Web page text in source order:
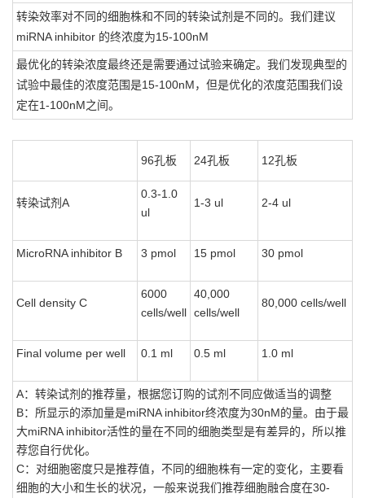
转染效率对不同的细胞株和不同的转染试剂是不同的。我们建议
miRNA inhibitor 的终浓度为15-100nM
最优化的转染浓度最终还是需要通过试验来确定。我们发现典型的
试验中最佳的浓度范围是15-100nM，但是优化的浓度范围我们设
定在1-100nM之间。
96孔板 24孔板 12孔板
转染试剂A
0.3-1.0
ul
1-3 ul 2-4 ul
MicroRNA inhibitor B 3 pmol 15 pmol 30 pmol
Cell density C
6000
cells/well
40,000
cells/well
80,000 cells/well
Final volume per well 0.1 ml 0.5 ml 1.0 ml
A：转染试剂的推荐量，根据您订购的试剂不同应做适当的调整
B：所显示的添加量是miRNA inhibitor终浓度为30nM的量。由于最
大miRNA inhibitor活性的量在不同的细胞类型是有差异的，所以推
荐您自行优化。
C：对细胞密度只是推荐值，不同的细胞株有一定的变化，主要看
细胞的大小和生长的状况，一般来说我们推荐细胞融合度在30-